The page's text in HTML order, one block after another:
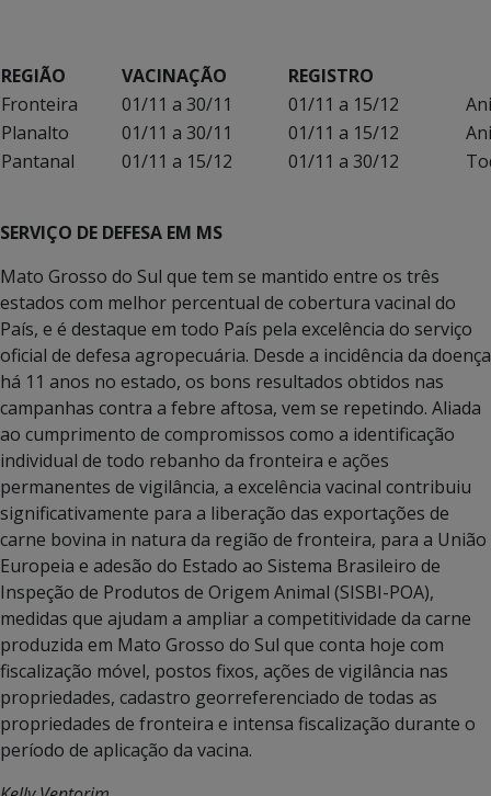
REGIÃO VACINAÇÃO
REGISTRO
Fronteira
01/11 a 30/11 01/11 a 15/12
Planalto
01/11 a 30/11 01/11 a 15/12
Pantanal
01/11 a 15/12 01/11 a 30/12
SERVIÇO DE DEFESA EM MS
Mato Grosso do Sul que tem se mantido entre os três
estados com melhor percentual de cobertura vacinal do
País, e é destaque em todo País pela excelência do serviço
oficial de defesa agropecuária. Desde a incidência da doença
há 11 anos no estado, os bons resultados obtidos nas
campanhas contra a febre aftosa, vem se repetindo. Aliada
ao cumprimento de compromissos como a identificação
individual de todo rebanho da fronteira e ações
permanentes de vigilância, a excelência vacinal contribuiu
significativamente para a liberação das exportações de
carne bovina in natura da região de fronteira, para a União
Europeia e adesão do Estado ao Sistema Brasileiro de
Inspeção de Produtos de Origem Animal (SISBI-POA),
medidas que ajudam a ampliar a competitividade da carne
produzida em Mato Grosso do Sul que conta hoje com
fiscalização móvel, postos fixos, ações de vigilância nas
propriedades, cadastro georreferenciado de todas as
propriedades de fronteira e intensa fiscalização durante o
período de aplicação da vacina.